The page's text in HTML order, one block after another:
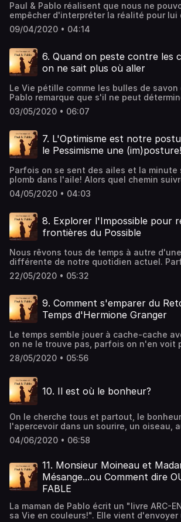
Paul & Pablo réalisent que nous ne
empêcher d'interpréter la réalité pour lui
Et parfois, nous croyons qu'un obstacle
ne sommes pas à la hauteur. Mais
que nous rencontrons n'avaient pas plus
qu'un récif dans un cours d'eau?
09/04/2020 • 04:14
6. Quand on peste contre les
on ne sait plus où aller
Le Vie pétille comme les bulles de savon
Pablo remarque que s'il ne peut
leur vitesse, ni leur trajectoire, c'est
baignoire qu'il y a le plus de bulles! Paul
qui fait pétiller notre regard … et nous
L'Emerveillement est notre fil d'Ariane
l'Enervement est en mesure de couper.
03/05/2020 • 06:07
7. L'Optimisme est notre
le Pessimisme une (im)posture!
Parfois on se sent des ailes et la minute
plomb dans l'aile! Alors quel chemin
l'Optimisme, ou le Pessimisme quand il
Et si l'Optimisme était notre Vraie Nature,
Pessimiste ne fait plus pression pour le
il suffirait de ne pas prêter main forte à
pour que notre Optimisme garde la tête
04/05/2020 • 04:03
8. Explorer l'Impossible pour
frontières du Possible
Nous rêvons tous de temps à autre
différente de notre quotidien actuel.
l'impression qu'il ne faut pas grand
rêve à la réalité. Parfois, ce même projet
frontière du Possible qu'on ne peut
se trouve t-elle? Paul et Pablo vous
l'Impossible.
22/05/2020 • 05:32
9. Comment s'emparer du
Temps d'Hermione Granger
Le temps semble jouer à cache-cache
on ne le trouve pas, parfois on n'en voit
a t-il une solution? Le temps existe t-il
perception? Pablo vient de découvrir le
livre d'Harry Potter. Si vous voulez savoir
le Retourneur, pour que le Temps ne
écoutez Pablo...
28/05/2020 • 05:56
10. Il est où le bonheur?
On le cherche tous et partout, le
l'apercevoir dans un sourire, un oiseau,
fleur..mais il joue à cache-cache et nous
chaque fois qu'on croit s'en saisir. Et s'il
de faire une découverte. Alors si vous
chercher, écoutez-le!
04/06/2020 • 06:58
11. Monsieur Moineau et
Mésange...ou Comment dire
FABLE
La maman de Pablo écrit un "livre ARC-
sa Vie en couleurs!". Elle vient